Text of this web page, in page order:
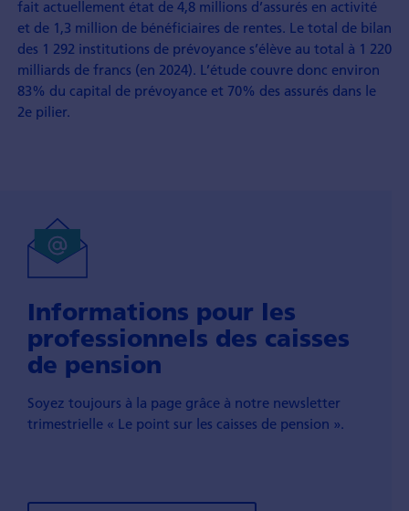
fait actuellement état de 4,8 millions d’assurés en activité
et de 1,3 million de bénéficiaires de rentes. Le total de bilan
des 1 292 institutions de prévoyance s’élève au total à 1 220
milliards de francs (en 2024). L’étude couvre donc environ
83% du capital de prévoyance et 70% des assurés dans le
2e pilier.
Informations pour les
professionnels des caisses
de pension
Soyez toujours à la page grâce à notre newsletter
trimestrielle « Le point sur les caisses de pension ».